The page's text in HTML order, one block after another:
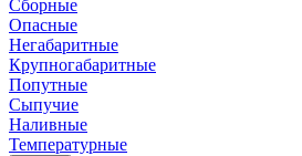
Сборные
Опасные
Негабаритные
Крупногабаритные
Попутные
Сыпучие
Наливные
Температурные